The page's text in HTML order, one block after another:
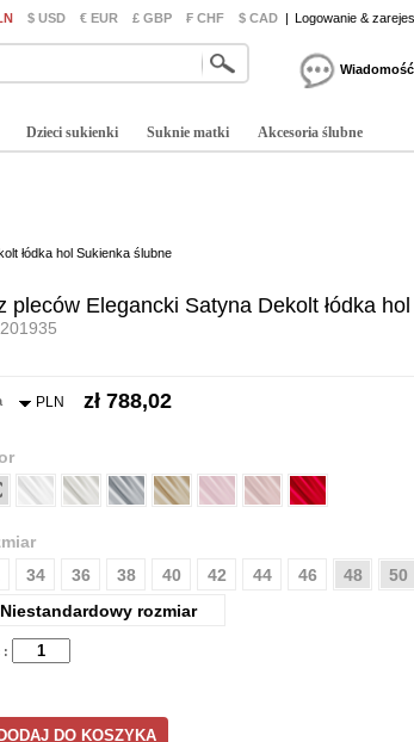
$ USD € EUR £ GBP ₣ CHF $ CAD | Logowanie &
Wiadomość
Dzieci sukienki Suknie matki Akcesoria ślubne
łódka hol Sukienka ślubne
pleców Elegancki Satyna Dekolt łódka
PLN zł 788,02
34 36 38 40 42 44 46 48 50
Niestandardowy rozmiar
: